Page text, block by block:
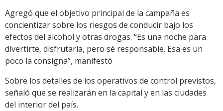
Agregó que el objetivo principal de la campaña es
concientizar sobre los riesgos de conducir bajo los
efectos del alcohol y otras drogas. “Es una noche para
divertirte, disfrutarla, pero sé responsable. Esa es un
poco la consigna”, manifestó
Sobre los detalles de los operativos de control previstos,
señaló que se realizarán en la capital y en las ciudades
del interior del país.